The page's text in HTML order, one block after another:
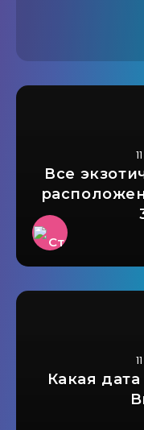
Все
Какая